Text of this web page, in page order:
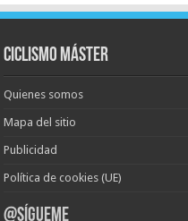
Ciclismo Máster
Quienes somos
Mapa del sitio
Publicidad
Política de cookies (UE)
@Sígueme